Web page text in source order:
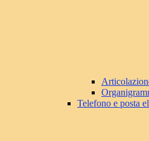
Telefono e posta